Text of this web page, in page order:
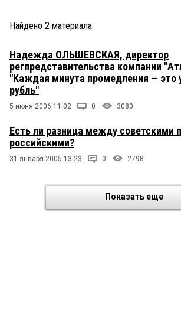
ПРОИСШЕСТВИЯ
СТИЛЬ ЖИЗНИ
Найдено 2 материала
Надежда ОЛЬШЕВСКАЯ, директор
регпредставительства компании
"Каждая минута промедления — это
рубль"
5 июня 2006 11:02 0 3080
Есть ли разница между советскими
российскими?
31 января 2005 13:23 0 2798
Показать еще